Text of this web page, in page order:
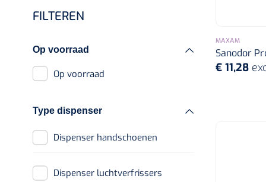
Handschoenen
Katoenen
handschoenen
Copolymeer
Polylethyleen
Douche en bad
FILTEREN
Op voorraad
Op voorraad
Type dispenser
Dispenser handschoenen
Dispenser luchtverfrissers
MAXAM
Sanodor
€ 11,28